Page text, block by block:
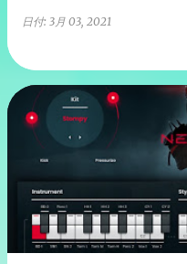
日付: 3月 03, 2021